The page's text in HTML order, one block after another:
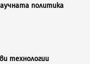
политика
технологии